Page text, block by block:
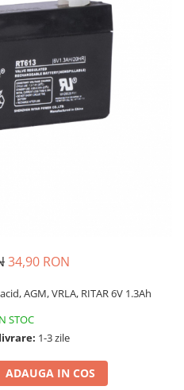
34,90 RON
AGM, VRLA, RITAR 6V 1.3Ah
STOC
1-3 zile
ADAUGA IN COS